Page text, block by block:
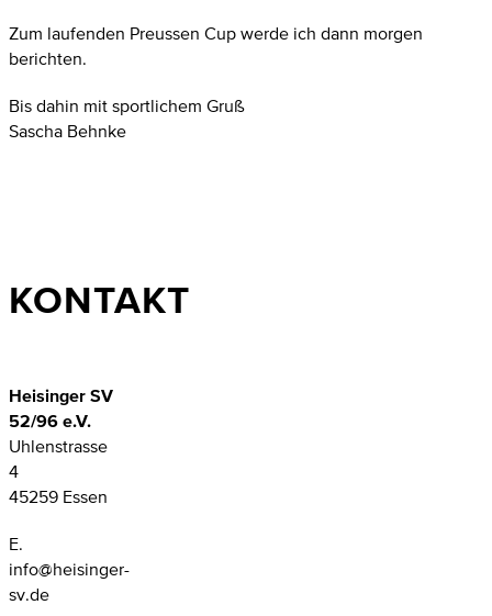
Zum laufenden Preussen Cup werde ich dann morgen
berichten.
Bis dahin mit sportlichem Gruß
Sascha Behnke
KONTAKT
Heisinger SV
52/96 e.V.
Uhlenstrasse
4
45259 Essen
E.
info@heisinger-
sv.de